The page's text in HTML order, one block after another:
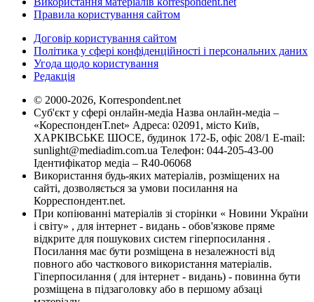
Правила користування сайтом
Договір користування сайтом
Політика у сфері конфіденційності і персональних даних
Угода щодо користування
Редакція
© 2000-2026, Korrespondent.net
Суб'єкт у сфері онлайн-медіа Назва онлайн-медіа –
«КореспонденТ.net» Адреса: 02091, місто Київ,
ХАРКІВСЬКЕ ШОСЕ, будинок 172-Б, офіс 208/1 E-mail:
sunlight@mediadim.com.ua Телефон: 044-205-43-00
Ідентифікатор медіа – R40-06068
Використання будь-яких матеріалів, розміщених на
сайті, дозволяється за умови посилання на
Корреспондент.net.
При копіюванні матеріалів зі сторінки « Новини України
і світу» , для інтернет - видань - обов'язкове пряме
відкрите для пошукових систем гіперпосилання .
Посилання має бути розміщена в незалежності від
повного або часткового використання матеріалів.
Гіперпосилання ( для інтернет - видань) - повинна бути
розміщена в підзаголовку або в першому абзаці